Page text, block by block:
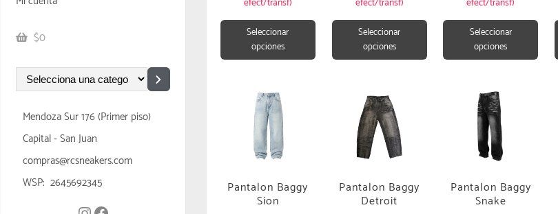
$0
Mendoza Sur 176 (Primer piso)
Capital - San Juan
compras@rcsneakers.com
WSP: 2645692345
Seleccionar
opciones
Seleccionar
opciones
Seleccionar
opciones
Pantalon Baggy
Sion
Pantalon Baggy
Detroit
Pantalon Baggy
Snake